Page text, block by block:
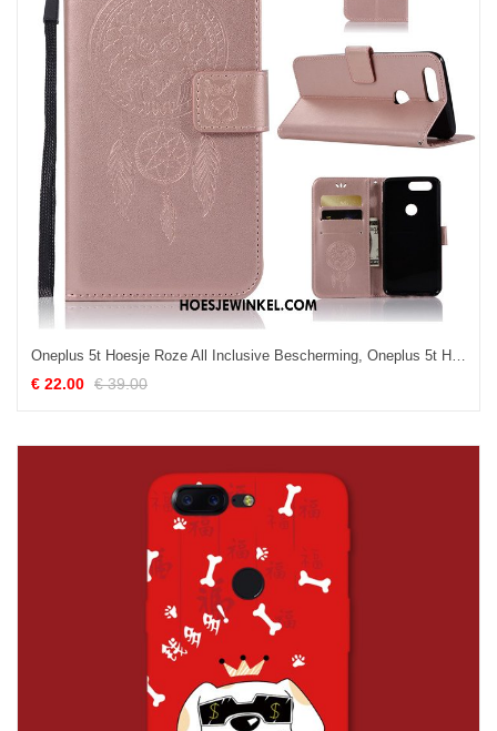
Oneplus 5t Hoesje Roze All Inclusive Bescherming, Oneplus 5t Hoesje Leren Etui Mobiele Telefoon
€ 22.00 € 39.00